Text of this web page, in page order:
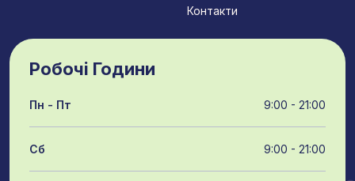
Контакти
Робочі Години
Пн - Пт 9:00 - 21:00
Сб 9:00 - 21:00